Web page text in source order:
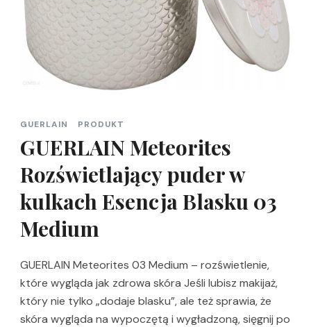
GUERLAIN PRODUKT
GUERLAIN Meteorites
Rozświetlający puder w
kulkach Esencja Blasku 03
Medium
GUERLAIN Meteorites 03 Medium – rozświetlenie,
które wygląda jak zdrowa skóra Jeśli lubisz makijaż,
który nie tylko „dodaje blasku”, ale też sprawia, że
skóra wygląda na wypoczętą i wygładzoną, sięgnij po